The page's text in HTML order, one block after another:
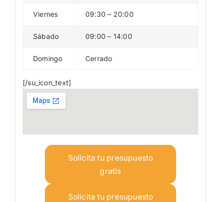
Viernes 09:30 – 20:00
Sábado 09:00 – 14:00
Domingo Cerrado
[/su_icon_text]
Solicita tu presupuesto
gratis
Solicita tu presupuesto